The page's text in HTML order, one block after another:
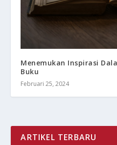
Menemukan Inspirasi
Buku
Februari 25, 2024
ARTIKEL TERBARU